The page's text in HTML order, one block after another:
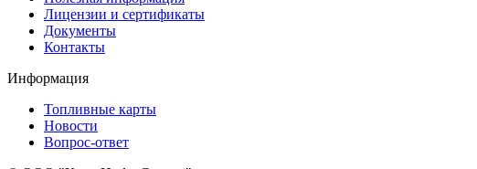
Лицензии и сертификаты
Документы
Контакты
Информация
Топливные карты
Новости
Вопрос-ответ